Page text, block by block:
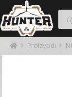
Proizvodi